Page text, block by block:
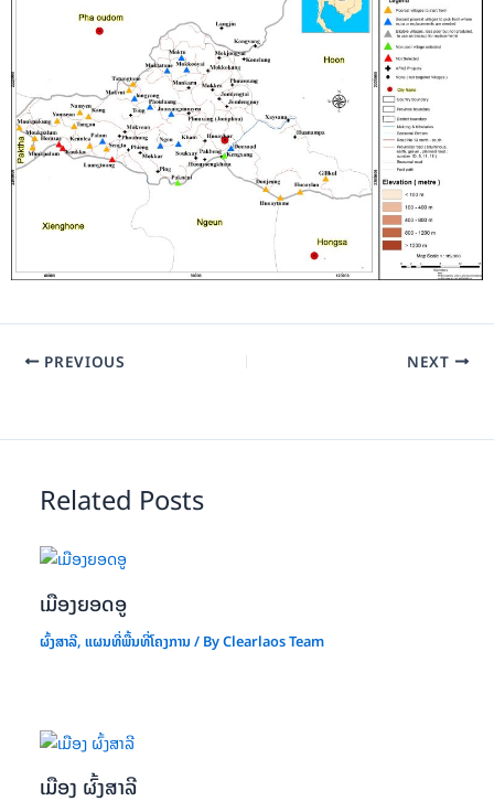
PREVIOUS NEXT
Related Posts
ເມືອງຍອດອູ
ຜົ້ງສາລີ,ແຜນທີ່ພື້ນທີ່ໂຄງການ/ ByClearlaos Team
ເມືອງ ຜົ້ງສາລີ